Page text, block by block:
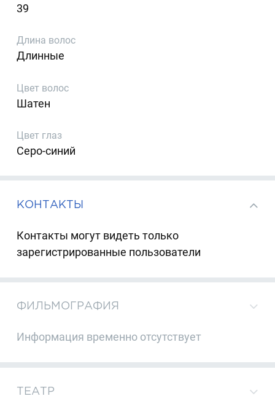
39
Длина волос
Длинные
Цвет волос
Шатен
Цвет глаз
Серо-синий
КОНТАКТЫ
Контакты могут видеть только
зарегистрированные пользователи
ФИЛЬМОГРАФИЯ
Информация временно отсутствует
ТЕАТР